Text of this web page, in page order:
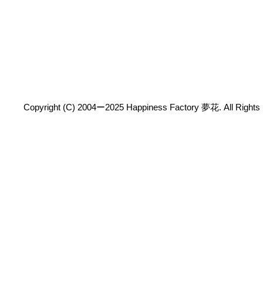
Copyright (C) 2004ー2025 Happiness Factory 夢花. All Rights